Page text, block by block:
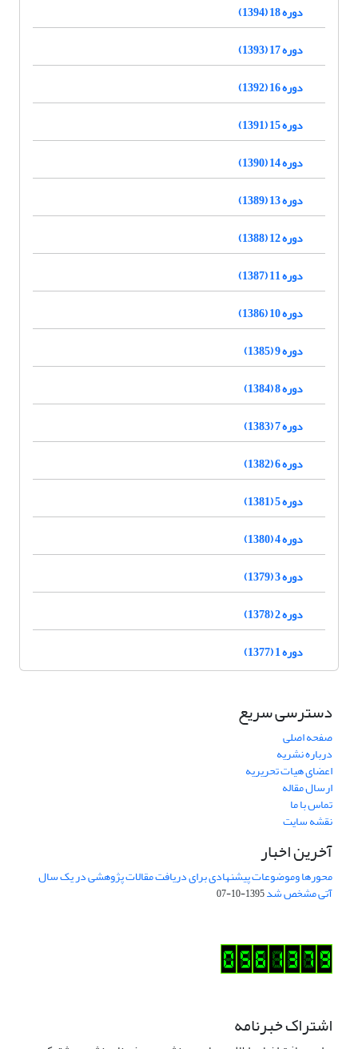
دوره 18 (1394)
دوره 17 (1393)
دوره 16 (1392)
دوره 15 (1391)
دوره 14 (1390)
دوره 13 (1389)
دوره 12 (1388)
دوره 11 (1387)
دوره 10 (1386)
دوره 9 (1385)
دوره 8 (1384)
دوره 7 (1383)
دوره 6 (1382)
دوره 5 (1381)
دوره 4 (1380)
دوره 3 (1379)
دوره 2 (1378)
دوره 1 (1377)
دسترسی سریع
صفحه اصلی
درباره نشریه
اعضای هیات تحریریه
ارسال مقاله
تماس با ما
نقشه سایت
آخرین اخبار
محورها وموضوعات پیشنهادی برای دریافت مقالات پژوهشی در یک سال
آتی مشخص شد1395-10-07
اشتراک خبرنامه